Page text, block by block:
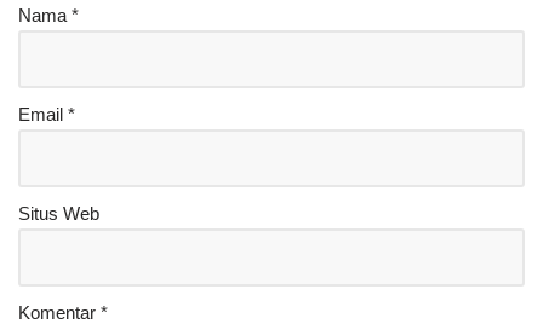
Nama *
Email *
Situs Web
Komentar *